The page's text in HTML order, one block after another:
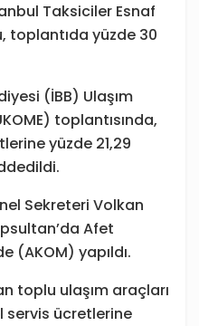
Taksiciler Esnaf
toplantıda yüzde 30
(İBB) Ulaşım
toplantısında,
yüzde 21,29
Sekreteri Volkan
Afet
(AKOM) yapıldı.
toplu ulaşım araçları
servis ücretlerine